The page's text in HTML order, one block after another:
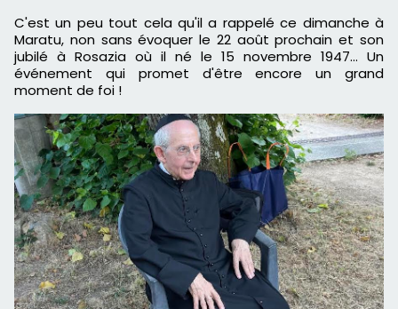
C'est un peu tout cela qu'il a rappelé ce dimanche à
Maratu, non sans évoquer le 22 août prochain et son
jubilé à Rosazia où il né le 15 novembre 1947… Un
événement qui promet d'être encore un grand
moment de foi !